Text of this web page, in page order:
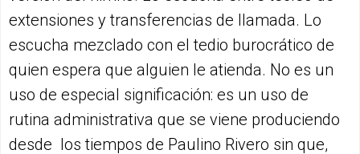
extensiones y transferencias de llamada. Lo
escucha mezclado con el tedio burocrático de
quien espera que alguien le atienda. No es un
uso de especial significación: es un uso de
rutina administrativa que se viene produciendo
desde los tiempos de Paulino Rivero sin que,